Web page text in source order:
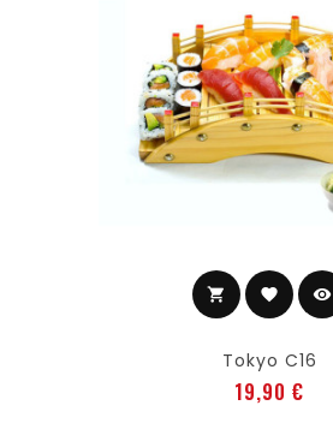
shopping_cart favorite visibility
Tokyo C16
19,90 €